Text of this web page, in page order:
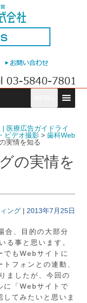
医療広告ガイドライ
ビデオ撮影 > 歯科Web
実情を知る
の実情を
ング | 2013年7月25日
合、目的の大部分
る事と思います。
でもWebサイトに
フォンとの連動、
ましたが、今回の
に「Webサイトで
してみたいと思いま